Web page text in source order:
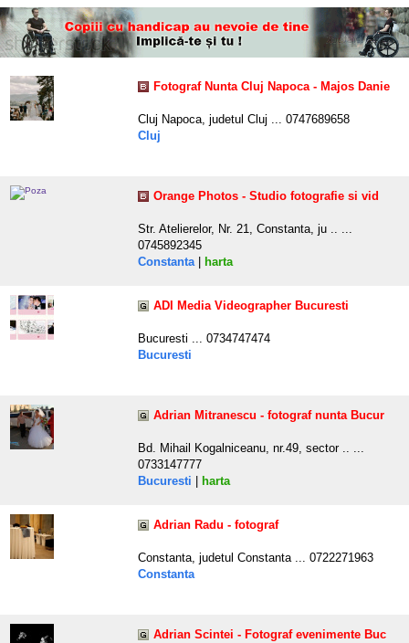
Fotograf Nunta Cluj Napoca - Majos Danie
Cluj Napoca, judetul Cluj ... 0747689658
Cluj
Orange Photos - Studio fotografie si vid
Str. Atelierelor, Nr. 21, Constanta, ju .. ...
0745892345
Constanta| harta
ADI Media Videographer Bucuresti
Bucuresti ... 0734747474
Bucuresti
Adrian Mitranescu - fotograf nunta Bucur
Bd. Mihail Kogalniceanu, nr.49, sector .. ...
0733147777
Bucuresti
harta
Adrian Radu - fotograf
Constanta, judetul Constanta ... 0722271963
Constanta
Adrian Scintei - Fotograf evenimente Buc